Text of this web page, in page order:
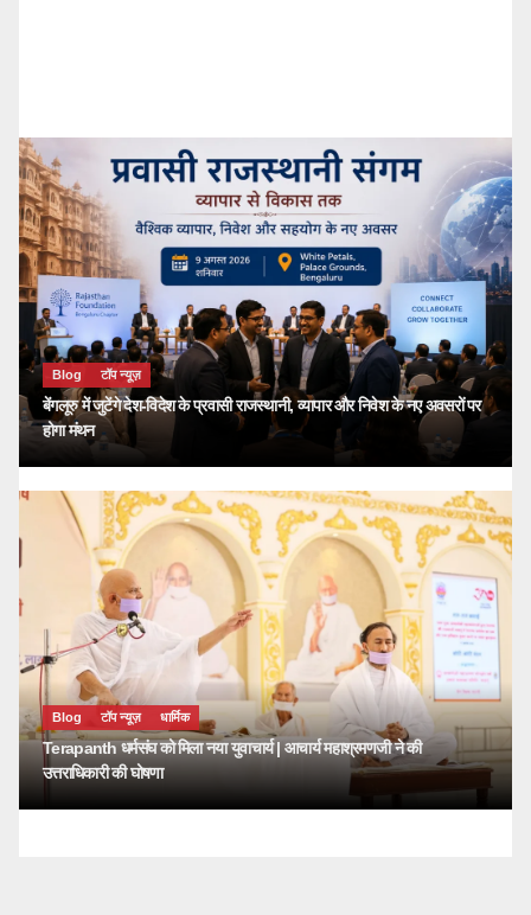
Blog टॉप न्यूज़
बेंगलूरु में जुटेंगे देश-विदेश के प्रवासी राजस्थानी, व्यापार और निवेश के नए अवसरों पर
होगा मंथन
Blog टॉप न्यूज़ धार्मिक
Terapanth धर्मसंघ को मिला नया युवाचार्य | आचार्य महाश्रमणजी ने की
उत्तराधिकारी की घोषणा